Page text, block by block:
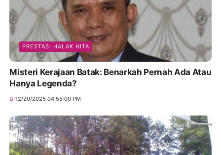
PRESTASI HALAK HITA
Misteri Kerajaan Batak: Benarkah Pernah Ada Atau
Hanya Legenda?
12/20/2025 04:55:00 PM